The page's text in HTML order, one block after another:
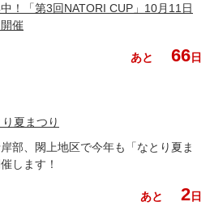
！「第3回NATORI CUP」10月11日
開催
あと 66日
夏まつり
部、閖上地区で今年も「なとり夏ま
します！
あと 2日